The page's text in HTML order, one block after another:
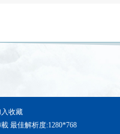
收藏
最佳解析度:1280*768